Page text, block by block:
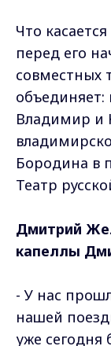
Что
перед его
совместных
объединяет:
Владимир и
Бородина в
Театр
Дмитрий
капеллы
- У нас
нашей
уже сегодня